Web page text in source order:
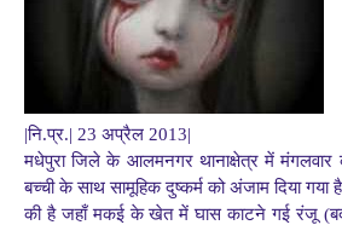
|नि.प्र.| 23 अप्रैल 2013|
मधेपुरा जिले के आलमनगर थानाक्षेत्र में मंगलवार
बच्ची के साथ सामूहिक दुष्कर्म को अंजाम दिया गया
की है जहाँ मकई के खेत में घास काटने गई रंजू